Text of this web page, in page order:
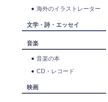
海外のイラストレーター
文学・詩・エッセイ
音楽
音楽の本
CD・レコード
映画